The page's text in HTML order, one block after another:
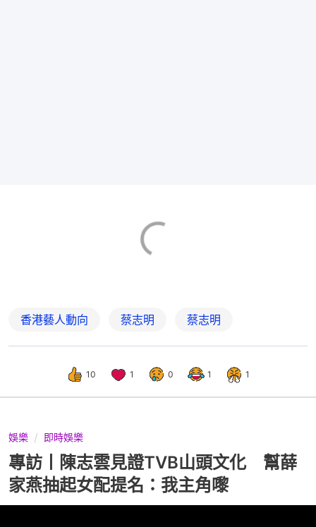
香港藝人動向 蔡志明 蔡志明
10 1 0 1 1
娛樂 即時娛樂
專訪丨陳志雲見證TVB山頭文化 幫薛
家燕抽起女配提名：我主角嚟